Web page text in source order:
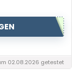
02.08.2026 getestet